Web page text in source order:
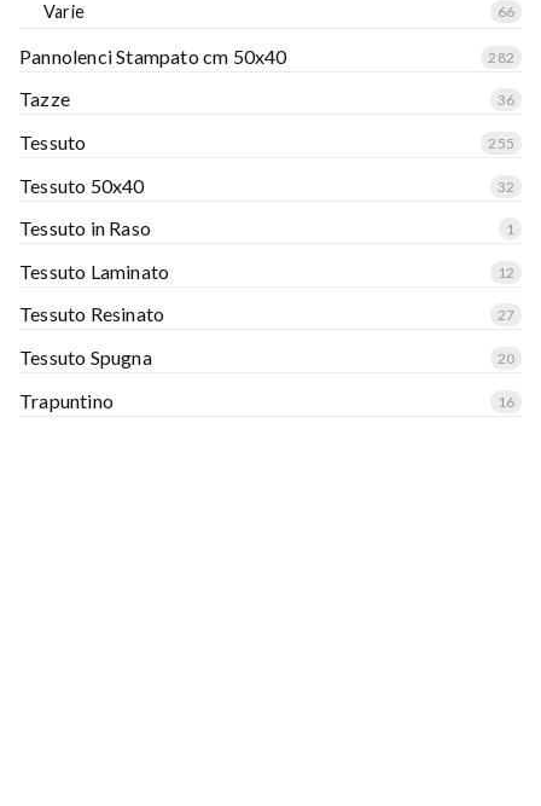
Varie 66
Pannolenci Stampato cm 50x40 282
Tazze 36
Tessuto 255
Tessuto 50x40 32
Tessuto in Raso 1
Tessuto Laminato 12
Tessuto Resinato 27
Tessuto Spugna 20
Trapuntino 16